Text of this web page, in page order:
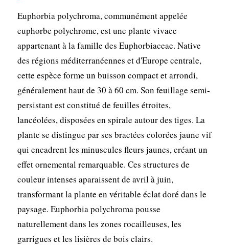
Euphorbia polychroma, communément appelée
euphorbe polychrome, est une plante vivace
appartenant à la famille des Euphorbiaceae. Native
des régions méditerranéennes et d'Europe centrale,
cette espèce forme un buisson compact et arrondi,
généralement haut de 30 à 60 cm. Son feuillage semi-
persistant est constitué de feuilles étroites,
lancéolées, disposées en spirale autour des tiges. La
plante se distingue par ses bractées colorées jaune vif
qui encadrent les minuscules fleurs jaunes, créant un
effet ornemental remarquable. Ces structures de
couleur intenses aparaissent de avril à juin,
transformant la plante en véritable éclat doré dans le
paysage. Euphorbia polychroma pousse
naturellement dans les zones rocailleuses, les
garrigues et les lisières de bois clairs.